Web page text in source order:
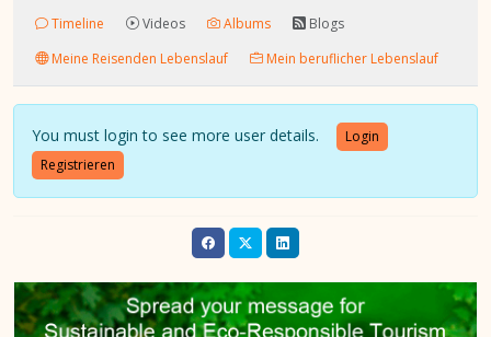
Timeline Videos Albums
Blogs
Meine Reisenden Lebenslauf
Mein beruflicher Lebenslauf
You must login to see more user details.
Login
Registrieren